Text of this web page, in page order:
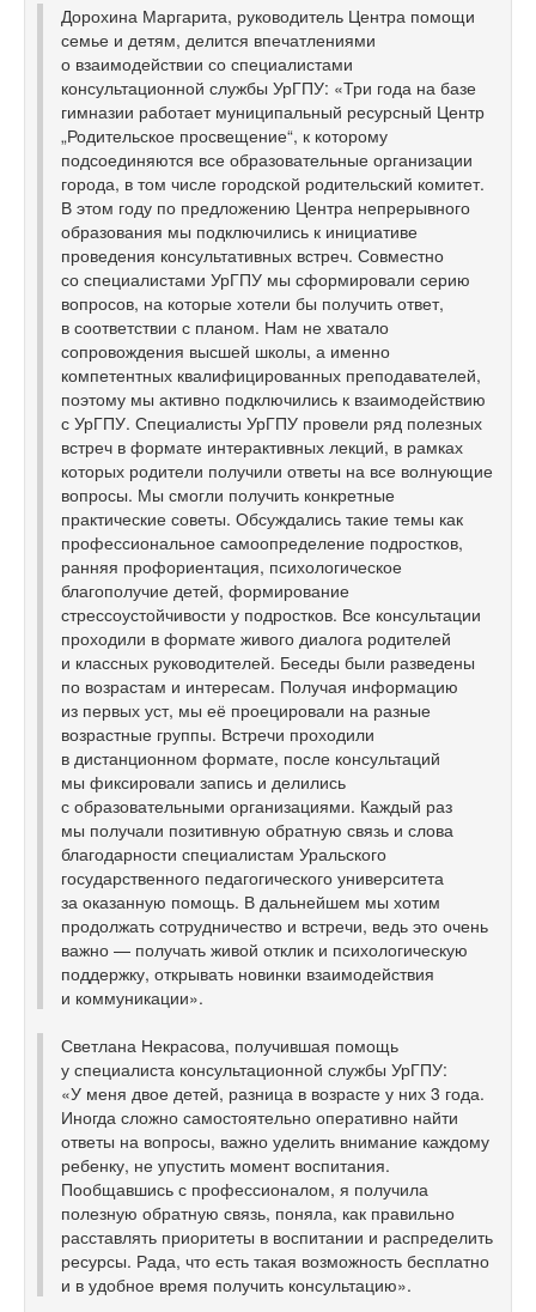
Дорохина Маргарита, руководитель Центра помощи
семье и детям, делится впечатлениями
о взаимодействии со специалистами
консультационной службы УрГПУ: «Три года на базе
гимназии работает муниципальный ресурсный Центр
„Родительское просвещение“, к которому
подсоединяются все образовательные организации
города, в том числе городской родительский комитет.
В этом году по предложению Центра непрерывного
образования мы подключились к инициативе
проведения консультативных встреч. Совместно
со специалистами УрГПУ мы сформировали серию
вопросов, на которые хотели бы получить ответ,
в соответствии с планом. Нам не хватало
сопровождения высшей школы, а именно
компетентных квалифицированных преподавателей,
поэтому мы активно подключились к взаимодействию
с УрГПУ. Специалисты УрГПУ провели ряд полезных
встреч в формате интерактивных лекций, в рамках
которых родители получили ответы на все волнующие
вопросы. Мы смогли получить конкретные
практические советы. Обсуждались такие темы как
профессиональное самоопределение подростков,
ранняя профориентация, психологическое
благополучие детей, формирование
стрессоустойчивости у подростков. Все консультации
проходили в формате живого диалога родителей
и классных руководителей. Беседы были разведены
по возрастам и интересам. Получая информацию
из первых уст, мы её проецировали на разные
возрастные группы. Встречи проходили
в дистанционном формате, после консультаций
мы фиксировали запись и делились
с образовательными организациями. Каждый раз
мы получали позитивную обратную связь и слова
благодарности специалистам Уральского
государственного педагогического университета
за оказанную помощь. В дальнейшем мы хотим
продолжать сотрудничество и встречи, ведь это очень
важно — получать живой отклик и психологическую
поддержку, открывать новинки взаимодействия
и коммуникации».
Светлана Некрасова, получившая помощь
у специалиста консультационной службы УрГПУ:
«У меня двое детей, разница в возрасте у них 3 года.
Иногда сложно самостоятельно оперативно найти
ответы на вопросы, важно уделить внимание каждому
ребенку, не упустить момент воспитания.
Пообщавшись с профессионалом, я получила
полезную обратную связь, поняла, как правильно
расставлять приоритеты в воспитании и распределить
ресурсы. Рада, что есть такая возможность бесплатно
и в удобное время получить консультацию».